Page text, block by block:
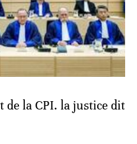
de la CPI. la justice dit